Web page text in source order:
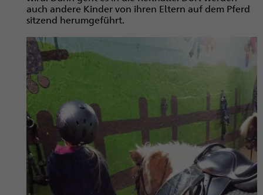
auch andere Kinder von ihren Eltern auf dem Pferd
sitzend herumgeführt.